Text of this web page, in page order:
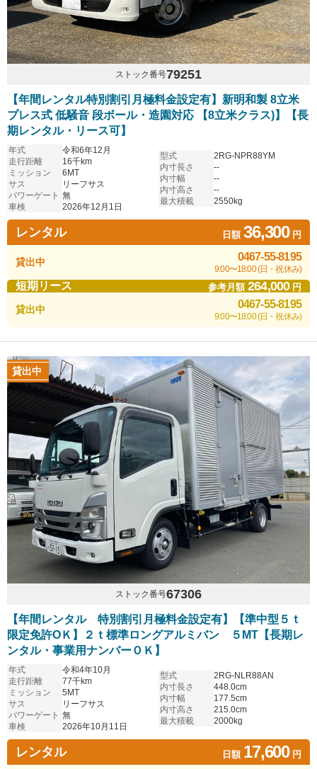
ストック番号79251
【年間レンタル特別割引月極料金設定有】新明和製 8立米
プレス式 低騒音 段ボール・造園対応 【8立米クラス)】【長
期レンタル・リース可】
年式
令和6年12月
走行距離
16千km
ミッション
6MT
サス
リーフサス
パワーゲート 無
車検
2026年12月1日
型式
2RG-NPR88YM
内寸長さ
--
内寸幅
--
内寸高さ
--
最大積載
2550kg
レンタル 日額36,300円
貸出中 0467-55-8195
9:00〜18:00 (日・祝休み)
短期リース 参考月額264,000円
貸出中 0467-55-8195
9:00〜18:00 (日・祝休み)
貸出中
ストック番号67306
【年間レンタル 特別割引月極料金設定有】【準中型５ｔ
限定免許OＫ】２ｔ標準ロングアルミバン ５MT【長期レ
ンタル・事業用ナンバーＯＫ】
年式
令和4年10月
走行距離
77千km
ミッション
5MT
サス
リーフサス
パワーゲート 無
車検
2026年10月11日
型式
2RG-NLR88AN
内寸長さ
448.0cm
内寸幅
177.5cm
内寸高さ
215.0cm
最大積載
2000kg
レンタル 日額 17,600円